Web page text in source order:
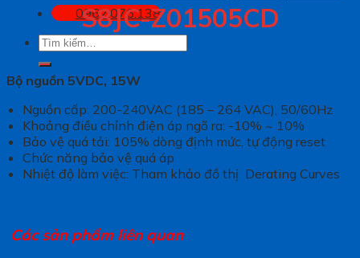
0962.076.138
Tìm
S8JC-Z01505CD
Bộ nguồn 5VDC, 15W
Nguồn cấp: 200-240VAC (185 – 264 VAC), 50/60Hz
Khoảng điều chỉnh điện áp ngõ ra: -10% ~ 10%
Bảo vệ quá tải: 105% dòng định mức, tự động reset
Chức năng bảo vệ quá áp
Nhiệt độ làm việc: Tham khảo đồ thị Derating Curves
Các sản phẩm liên quan